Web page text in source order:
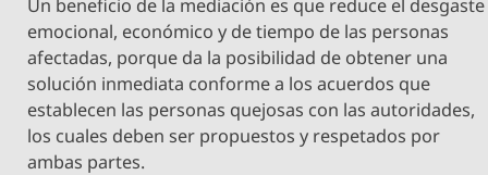
Un beneficio de la mediación es que reduce el desgaste
emocional, económico y de tiempo de las personas
afectadas, porque da la posibilidad de obtener una
solución inmediata conforme a los acuerdos que
establecen las personas quejosas con las autoridades,
los cuales deben ser propuestos y respetados por
ambas partes.